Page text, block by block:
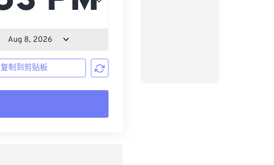
复制到剪贴板